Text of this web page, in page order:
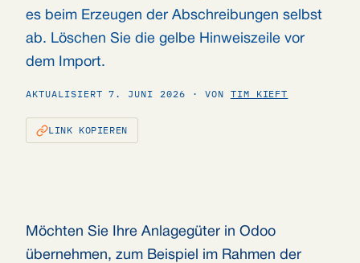
es beim Erzeugen der Abschreibungen selbst
ab. Löschen Sie die gelbe Hinweiszeile vor
dem Import.
AKTUALISIERT 7. JUNI 2026 · VON TIM KIEFT
LINK KOPIEREN
Möchten Sie Ihre Anlagegüter in Odoo
übernehmen, zum Beispiel im Rahmen der